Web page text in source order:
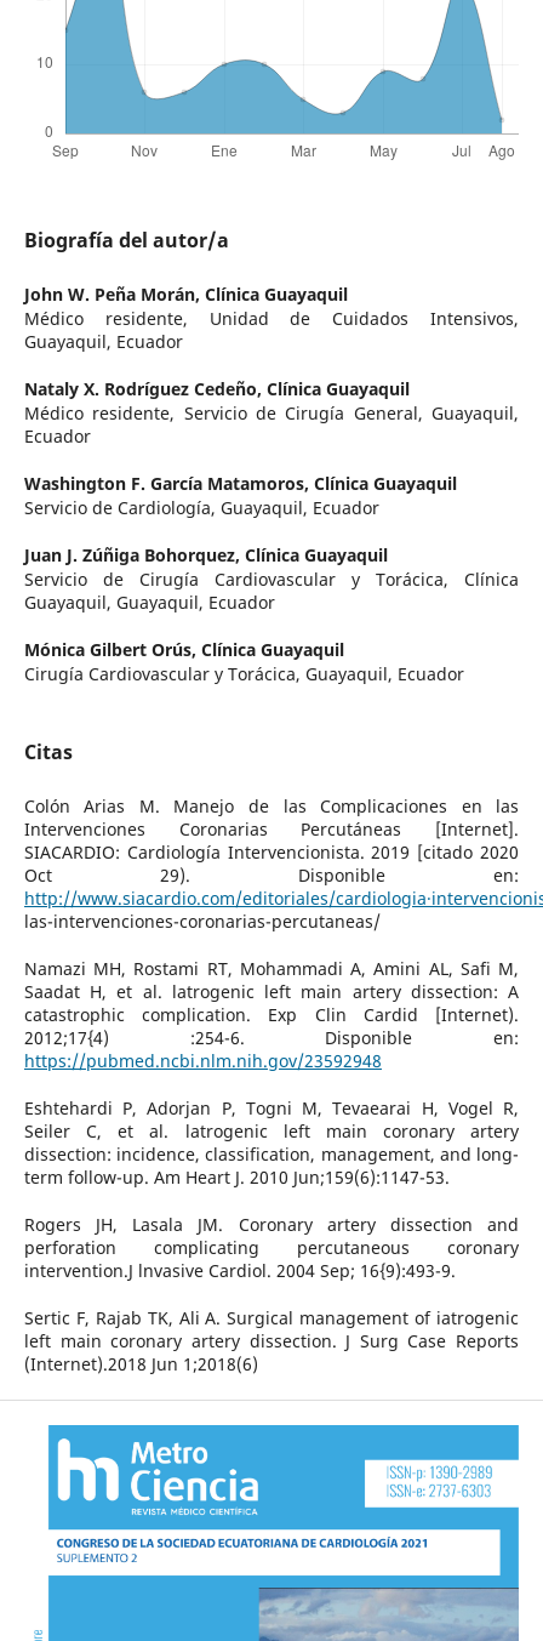
Biografía del autor/a
John W. Peña Morán, Clínica Guayaquil
Médico residente, Unidad de Cuidados Intensivos,
Guayaquil, Ecuador
Nataly X. Rodríguez Cedeño, Clínica Guayaquil
Médico residente, Servicio de Cirugía General, Guayaquil,
Ecuador
Washington F. García Matamoros, Clínica Guayaquil
Servicio de Cardiología, Guayaquil, Ecuador
Juan J. Zúñiga Bohorquez, Clínica Guayaquil
Servicio de Cirugía Cardiovascular y Torácica, Clínica
Guayaquil, Guayaquil, Ecuador
Mónica Gilbert Orús, Clínica Guayaquil
Cirugía Cardiovascular y Torácica, Guayaquil, Ecuador
Citas
Colón Arias M. Manejo de las Complicaciones en las
Intervenciones Coronarias Percutáneas [Internet].
SIACARDIO: Cardiología Intervencionista. 2019 [citado 2020
Oct 29). Disponible en:
http://www.siacardio.com/editoriales/
las-intervenciones-coronarias-percutaneas/
Namazi MH, Rostami RT, Mohammadi A, Amini AL, Safi M,
Saadat H, et al. latrogenic left main artery dissection: A
catastrophic complication. Exp Clin Cardid [Internet).
2012;17{4) :254-6. Disponible en:
https://pubmed.ncbi.nlm.nih.gov/23592948
Eshtehardi P, Adorjan P, Togni M, Tevaearai H, Vogel R,
Seiler C, et al. latrogenic left main coronary artery
dissection: incidence, classification, management, and long-
term follow-up. Am Heart J. 2010 Jun;159(6):1147-53.
Rogers JH, Lasala JM. Coronary artery dissection and
perforation complicating percutaneous coronary
intervention.J lnvasive Cardiol. 2004 Sep; 16{9):493-9.
Sertic F, Rajab TK, Ali A. Surgical management of iatrogenic
left main coronary artery dissection. J Surg Case Reports
(Internet).2018 Jun 1;2018(6)